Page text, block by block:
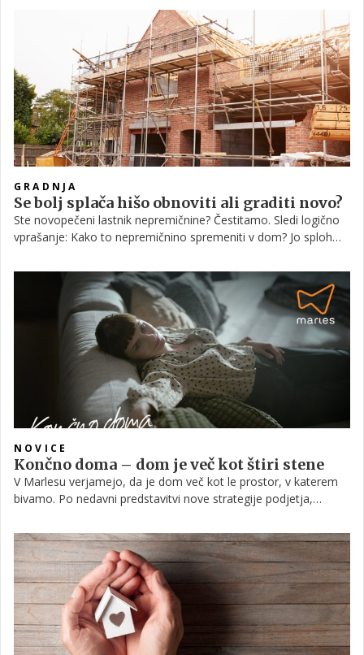
žara. Praviloma so sledile debate o raznoraznih filozofskih in
življenjsko neizogibnih stvareh (beri: reševanje sveta in včasih
tudi bližnjih planetov). In ker smo pač v teh letih, se
permanenten dom v obliki hiše vse več pojavlja v debatah. In
potem je padlo vprašanje: ''Kaj pa montažna hiša?'' Seveda
obvezno sledijo nasveti in pripombe vseh sodelujočih, nekatere
koristne, druge bolj hecne. Kakšna pa mi da misliti ravno za
takšen prispevek.
GRADNJA
Se bolj splača hišo obnoviti ali graditi novo?
Ste novopečeni lastnik nepremičnine? Čestitamo. Sledi logično
vprašanje: Kako to nepremičnino spremeniti v dom? Jo sploh
upravičeni vprašanji, na kateri pa je težko ali skoraj nemogoče
odgovoriti tako, da boste imeli občutek popolnega
zadovoljstva. Lahko pa malo pomagamo pri odločitvi za eno ali
NOVICE
Končno doma – dom je več kot štiri stene
V Marlesu verjamejo, da je dom več kot le prostor, v katerem
bivamo. Po nedavni predstavitvi nove strategije podjetja,
arhitekturnih rešitev, sledi še oglaševalska kampanja. Ta v
ospredje postavlja najrazličnejše plati doma, ki jih združuje
vsem še tako dobro znan občutek, ki ga lahko pričara zgolj
lasten dom.